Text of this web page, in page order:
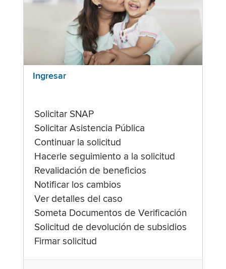
Ingresar
Solicitar SNAP
Solicitar Asistencia Pública
Continuar la solicitud
Hacerle seguimiento a la solicitud
Revalidación de beneficios
Notificar los cambios
Ver detalles del caso
Someta Documentos de Verificación
Solicitud de devolución de subsidios
Firmar solicitud